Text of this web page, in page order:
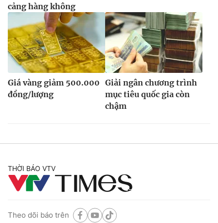
cảng hàng không
Giá vàng giảm 500.000
đồng/lượng
Giải ngân chương trình
mục tiêu quốc gia còn
chậm
THỜI BÁO VTV
Theo dõi báo trên